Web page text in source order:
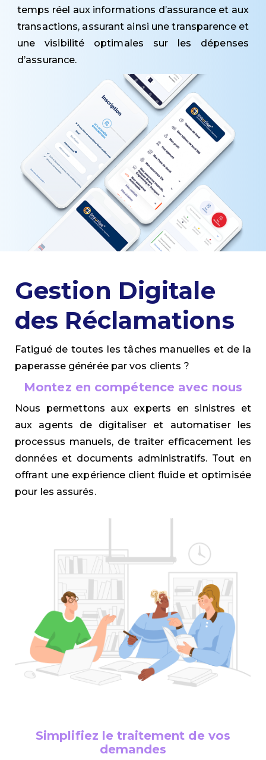
temps réel aux informations d’assurance et aux
transactions, assurant ainsi une transparence et
une visibilité optimales sur les dépenses
d’assurance.
Gestion Digitale
des Réclamations
Fatigué de toutes les tâches manuelles et de la
paperasse générée par vos clients ?
Montez en compétence avec nous
Nous permettons aux experts en sinistres et
aux agents de digitaliser et automatiser les
processus manuels, de traiter efficacement les
données et documents administratifs. Tout en
offrant une expérience client fluide et optimisée
pour les assurés.
Simplifiez le traitement de vos
demandes